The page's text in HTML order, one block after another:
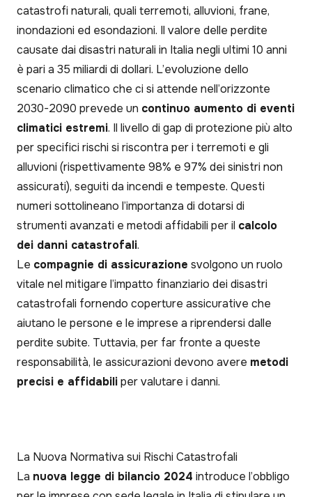
catastrofi naturali, quali terremoti, alluvioni, frane,
inondazioni ed esondazioni. Il valore delle perdite
causate dai disastri naturali in Italia negli ultimi 10 anni
è pari a 35 miliardi di dollari. L’evoluzione dello
scenario climatico che ci si attende nell’orizzonte
2030-2090 prevede un continuo aumento di eventi
climatici estremi. Il livello di gap di protezione più alto
per specifici rischi si riscontra per i terremoti e gli
alluvioni (rispettivamente 98% e 97% dei sinistri non
assicurati), seguiti da incendi e tempeste. Questi
numeri sottolineano l’importanza di dotarsi di
strumenti avanzati e metodi affidabili per il calcolo
dei danni catastrofali.
Le compagnie di assicurazione svolgono un ruolo
vitale nel mitigare l’impatto finanziario dei disastri
catastrofali fornendo coperture assicurative che
aiutano le persone e le imprese a riprendersi dalle
perdite subite. Tuttavia, per far fronte a queste
responsabilità, le assicurazioni devono avere metodi
precisi e affidabiliper valutare i danni.
La Nuova Normativa sui Rischi Catastrofali
La nuova legge di bilancio 2024 introduce l’obbligo